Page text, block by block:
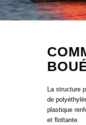
La structure
de
plastique
et flottante.